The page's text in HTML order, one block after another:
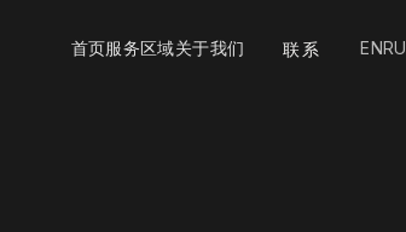
首页服务区域关于我们 联系 ENRU